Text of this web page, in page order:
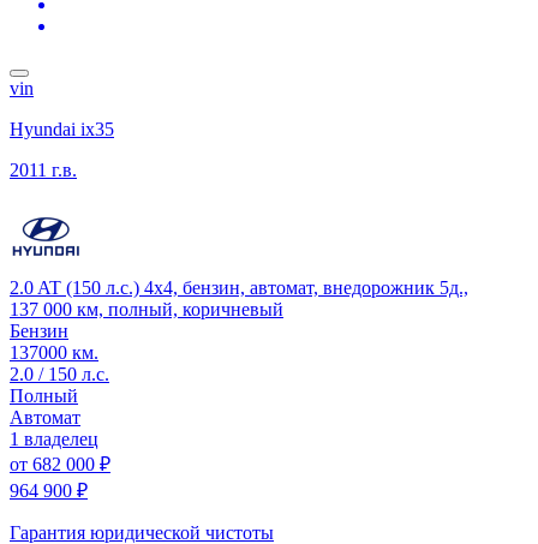
vin
Hyundai ix35
2011 г.в.
2.0 AT (150 л.с.) 4x4, бензин, автомат, внедорожник 5д.,
137 000 км, полный, коричневый
Бензин
137000 км.
2.0 / 150 л.с.
Полный
Автомат
1 владелец
от 682 000 ₽
964 900 ₽
Гарантия юридической чистоты